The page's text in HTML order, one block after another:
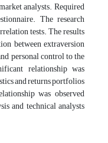
analysts. Required
The research
tests. The results
between extraversion
personal control to the
relationship was
and returns portfolios
was observed
and technical analysts